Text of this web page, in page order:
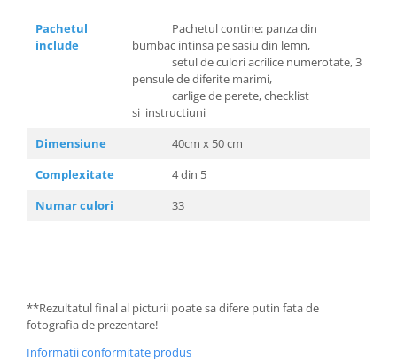
Pachetul
include
Pachetul contine: panza din
bumbac intinsa pe sasiu din lemn,
setul de culori acrilice numerotate, 3
pensule de diferite marimi,
carlige de perete, checklist
si instructiuni
Dimensiune
40cm x 50 cm
Complexitate
4 din 5
Numar culori
33
**Rezultatul final al picturii poate sa difere putin fata de
fotografia de prezentare!
Informatii conformitate produs